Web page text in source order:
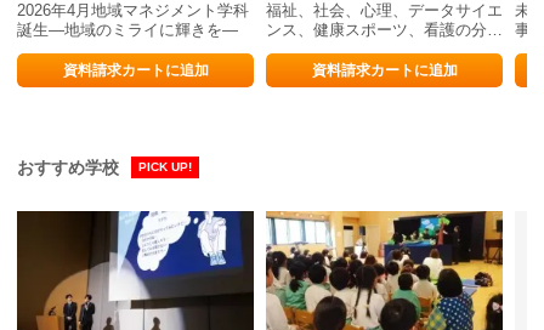
2026年4月地域マネジメント学科
誕生—地域のミライに輝きを—
資料請求カートに追加
福祉、社会、心理、データサイエ
ンス、健康スポーツ、看護の分野
でプロフェッショナルを養成
資料請求カートに追加
未
事
と
おすすめ学校 PICK UP!